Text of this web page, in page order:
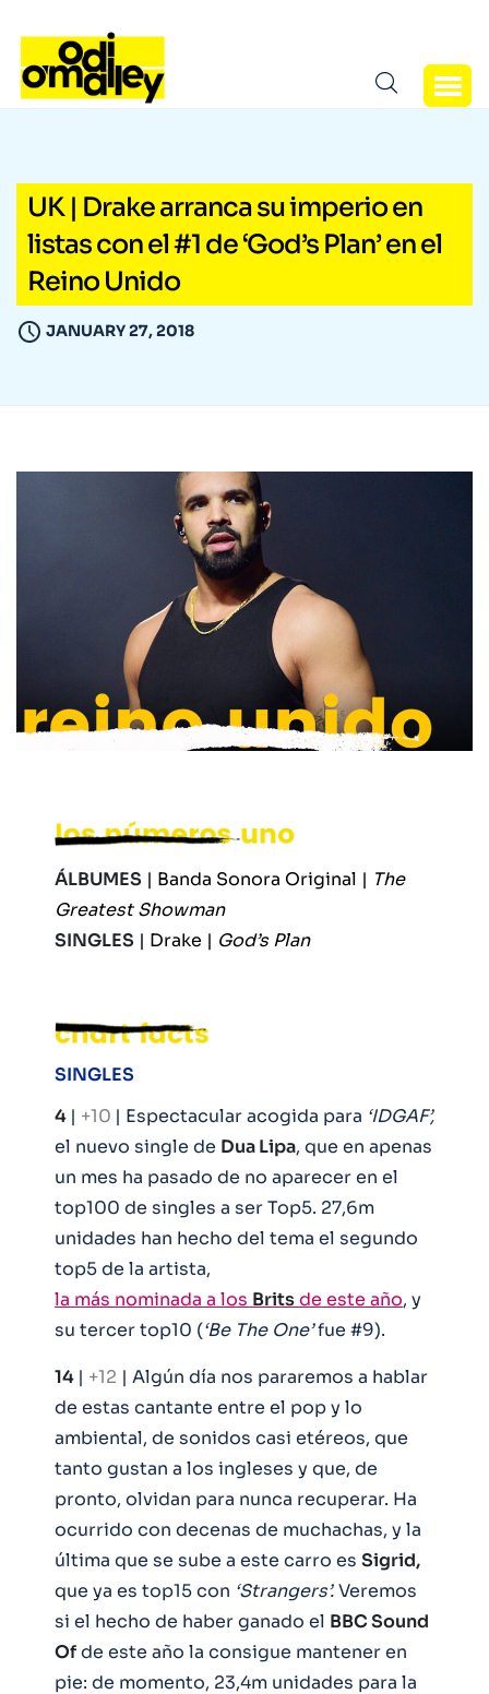
UK | Drake arranca su imperio en
listas con el #1 de ‘God’s Plan’ en el
Reino Unido
JANUARY 27, 2018
ÁLBUMES | Banda Sonora Original | The
Greatest Showman
SINGLES | Drake | God’s Plan
SINGLES
4 | +10 | Espectacular acogida para ‘IDGAF’,
el nuevo single de Dua Lipa, que en apenas
un mes ha pasado de no aparecer en el
top100 de singles a ser Top5. 27,6m
unidades han hecho del tema el segundo
top5 de la artista,
la más nominada a los Britsde este año, y
su tercer top10 (‘Be The One’fue #9).
14 | +12 | Algún día nos pararemos a hablar
de estas cantante entre el pop y lo
ambiental, de sonidos casi etéreos, que
tanto gustan a los ingleses y que, de
pronto, olvidan para nunca recuperar. Ha
ocurrido con decenas de muchachas, y la
última que se sube a este carro es Sigrid,
que ya es top15 con ‘Strangers’.Veremos
si el hecho de haber ganado el BBC Sound
Ofde este año la consigue mantener en
pie: de momento, 23,4m unidades para la